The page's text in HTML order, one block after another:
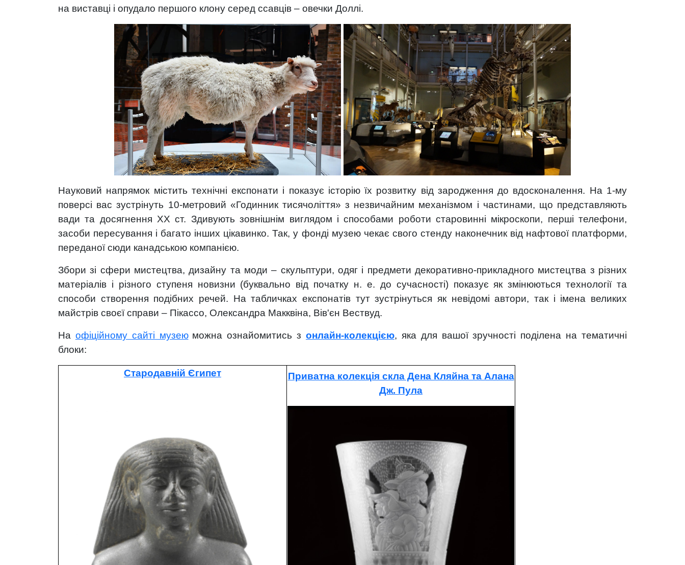
на виставці і опудало першого клону серед ссавців – овечки Доллі.
Науковий напрямок містить технічні експонати і показує історію їх розвитку від зародження до вдосконалення. На 1-му
поверсі вас зустрінуть 10-метровий «Годинник тисячоліття» з незвичайним механізмом і частинами, що представляють
вади та досягнення XX ст. Здивують зовнішнім виглядом і способами роботи старовинні мікроскопи, перші телефони,
засоби пересування і багато інших цікавинко. Так, у фонді музею чекає свого стенду наконечник від нафтової платформи,
переданої сюди канадською компанією.
Збори зі сфери мистецтва, дизайну та моди – скульптури, одяг і предмети декоративно-прикладного мистецтва з різних
матеріалів і різного ступеня новизни (буквально від початку н. е. до сучасності) показує як змінюються технології та
способи створення подібних речей. На табличках експонатів тут зустрінуться як невідомі автори, так і імена великих
майстрів своєї справи – Пікассо, Олександра Макквіна, Вів'єн Вествуд.
На офіційному сайті музею можна ознайомитись зонлайн-колекцією, яка для вашої зручності поділена на тематичні
блоки:
Стародавній Єгипет
Приватна колекція скла Дена Кляйна та Алана
Дж. Пула